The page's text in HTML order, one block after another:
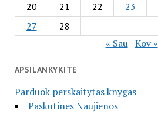
20
21 22 23
27
28
« Sau Kov »
APSILANKYKITE
Parduok perskaitytas knygas
Paskutines Naujienos